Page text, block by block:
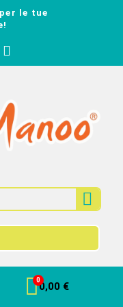
le tue
0,00 €